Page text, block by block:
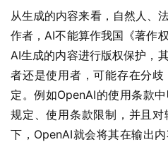
从生成的内容来看，自然人、
作者，AI不能算作我国《著作
AI生成的内容进行版权保护，
者还是使用者，可能存在分
定。例如OpenAI的使用条款
规定、使用条款限制，并且
下，OpenAI就会将其在输出